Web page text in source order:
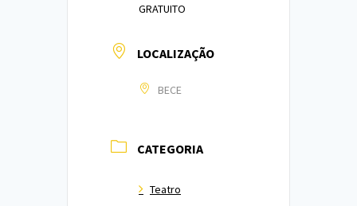
GRATUITO
LOCALIZAÇÃO
BECE
CATEGORIA
Teatro